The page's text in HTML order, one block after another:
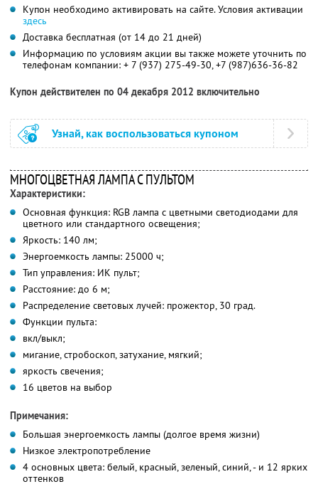
Купон необходимо активировать на сайте. Условия активации
здесь
Доставка бесплатная (от 14 до 21 дней)
Информацию по условиям акции вы также можете уточнить по
телефонам компании: + 7 (937) 275-49-30, +7 (987)636-36-82
Купон действителен по 04 декабря 2012 включительно
Узнай, как воспользоваться купоном
МНОГОЦВЕТНАЯ ЛАМПА С ПУЛЬТОМ
Характеристики:
Основная функция: RGB лампа с цветными светодиодами для
цветного или стандартного освещения;
Яркость: 140 лм;
Энергоемкость лампы: 25000 ч;
Тип управления: ИК пульт;
Расстояние: до 6 м;
Распределение световых лучей: прожектор, 30 град.
Функции пульта:
вкл/выкл;
мигание, стробоскоп, затухание, мягкий;
яркость свечения;
16 цветов на выбор
Примечания:
Большая энергоемкость лампы (долгое время жизни)
Низкое электропотребление
4 основных цвета: белый, красный, зеленый, синий, - и 12 ярких
оттенков